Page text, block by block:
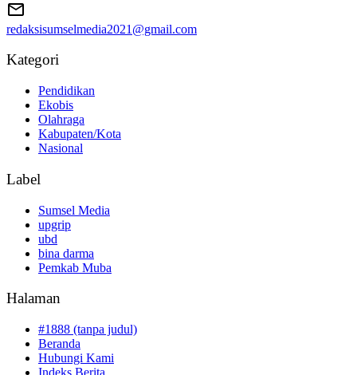
redaksisumselmedia2021@gmail.com
Kategori
Pendidikan
Ekobis
Olahraga
Kabupaten/Kota
Nasional
Label
Sumsel Media
upgrip
ubd
bina darma
Pemkab Muba
Halaman
#1888 (tanpa judul)
Beranda
Hubungi Kami
Indeks Berita